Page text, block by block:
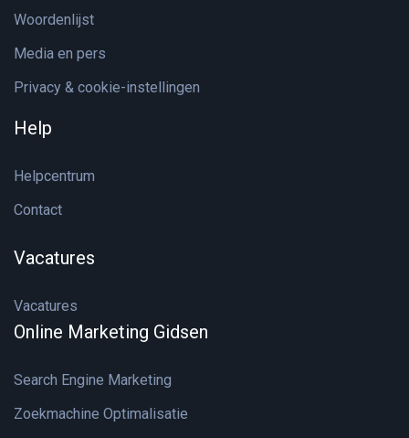
Woordenlijst
Media en pers
Privacy & cookie-instellingen
Help
Helpcentrum
Contact
Vacatures
Vacatures
Online Marketing Gidsen
Search Engine Marketing
Zoekmachine Optimalisatie